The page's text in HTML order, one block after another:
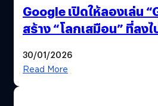
Google เปิดให้ลองเล่น
สร้าง “โลกเสมือน” ที่ลง
30/01/2026
Read More